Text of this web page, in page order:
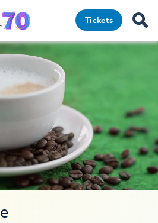
Tickets